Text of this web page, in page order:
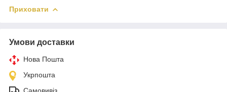
Приховати
Умови доставки
Нова Пошта
Укрпошта